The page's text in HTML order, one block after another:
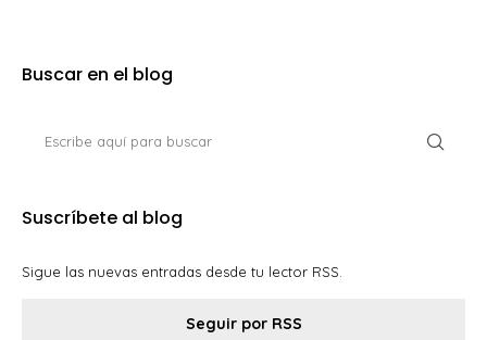
Buscar en el blog
Suscríbete al blog
Sigue las nuevas entradas desde tu lector RSS.
Seguir por RSS